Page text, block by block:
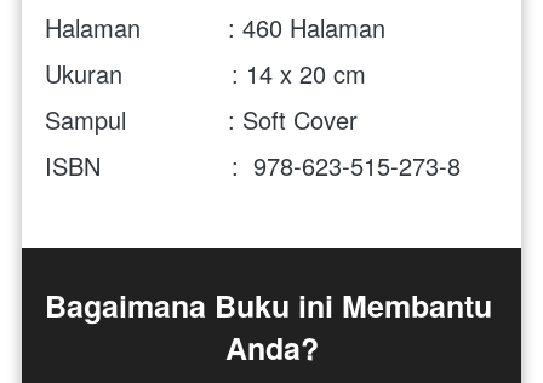
Halaman            : 460 Halaman
Ukuran               : 14 x 20 cm
Sampul              : Soft Cover
ISBN                  :  978-623-515-273-8
Bagaimana Buku ini Membantu
Anda?